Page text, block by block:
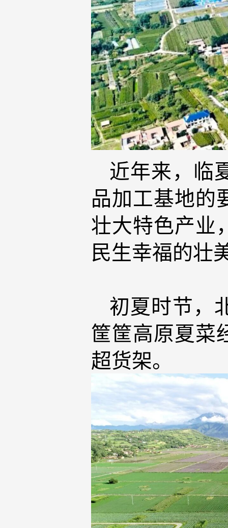
近年来，临
品加工基地的
壮大特色产业
民生幸福的壮
初夏时节，
筐筐高原夏菜
超货架。